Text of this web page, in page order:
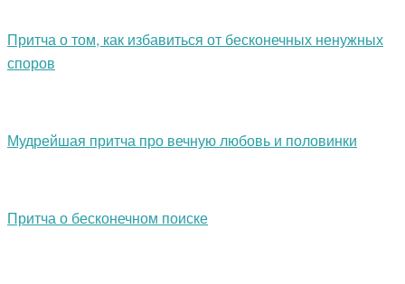
Притча о том, как избавиться от бесконечных ненужных
споров
Мудрейшая притча про вечную любовь и половинки
Притча о бесконечном поиске